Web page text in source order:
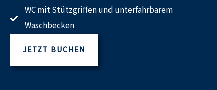
WC mit Stützgriffen und unterfahrbarem
Waschbecken
JETZT BUCHEN